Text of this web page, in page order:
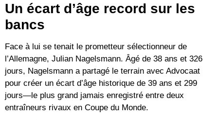
Un écart d’âge record sur les
bancs
Face à lui se tenait le prometteur sélectionneur de
l’Allemagne, Julian Nagelsmann. Âgé de 38 ans et 326
jours, Nagelsmann a partagé le terrain avec Advocaat
pour créer un écart d’âge historique de 39 ans et 299
jours—le plus grand jamais enregistré entre deux
entraîneurs rivaux en Coupe du Monde.